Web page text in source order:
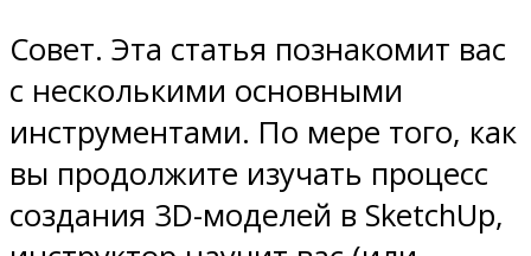
Совет. Эта статья познакомит вас
с несколькими основными
инструментами. По мере того, как
вы продолжите изучать процесс
создания 3D-моделей в SketchUp,